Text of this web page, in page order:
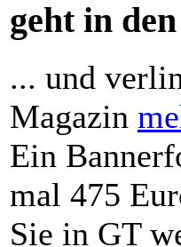
geht in
... und
Magazin
Ein
mal 475
Sie in GT